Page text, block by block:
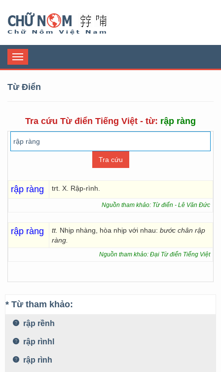
Toggle
navigation
Từ Điển
Tra cứu Từ điển Tiếng Việt - từ: rập ràng
rập ràng trt. X. Rập-rình.
Nguồn tham khảo: Từ điển - Lê Văn Đức
rập ràng tt. Nhịp nhàng, hòa nhịp với nhau: bước chân rập
ràng.
Nguồn tham khảo: Đại Từ điển Tiếng Việt
* Từ tham khảo:
rập rềnh
rập rìnhl
rập rình